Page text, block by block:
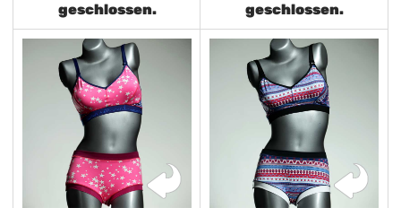
geschlossen.
geschlossen.